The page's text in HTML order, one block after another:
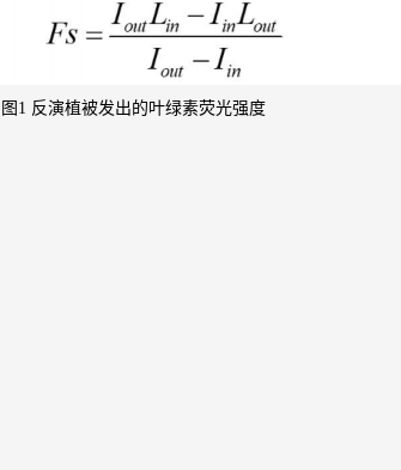
图1 反演植被发出的叶绿素荧光强度